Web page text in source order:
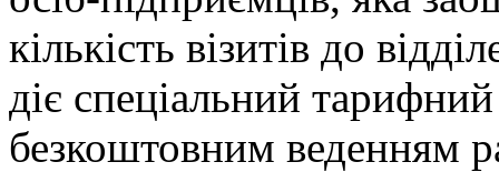
кількість візитів до
діє спеціальний
безкоштовним веденням